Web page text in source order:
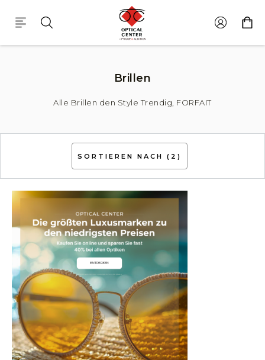
Unser Brillenpaket Angebot Den Style Trendig, Forfait
Brillen
Alle Brillen den Style Trendig, FORFAIT
SORTIEREN NACH (2)